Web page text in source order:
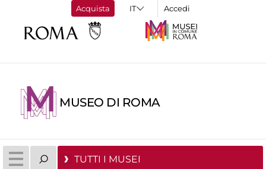
Acquista Accedi
MUSEO DI ROMA
TUTTI I MUSEI